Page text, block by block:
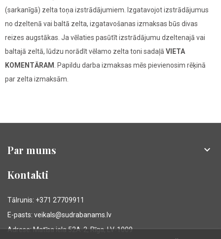
(sarkanīgā) zelta toņa izstrādājumiem. Izgatavojot izstrādājumus
no dzeltenā vai baltā zelta, izgatavošanas izmaksas būs divas
reizes augstākas. Ja vēlaties pasūtīt izstrādājumu dzeltenajā vai
baltajā zeltā, lūdzu norādīt vēlamo zelta toni sadaļā VIETA
KOMENTĀRAM . Papildu darba izmaksas mēs pievienosim rēķinā
par zelta izmaksām.
Par mums 
Kontakti
Tālrunis: +371 27709911
E-pasts: veikals@sudrabanams.lv
Adrese: Matīsa iela 52A-2, Rīga, LV-1009